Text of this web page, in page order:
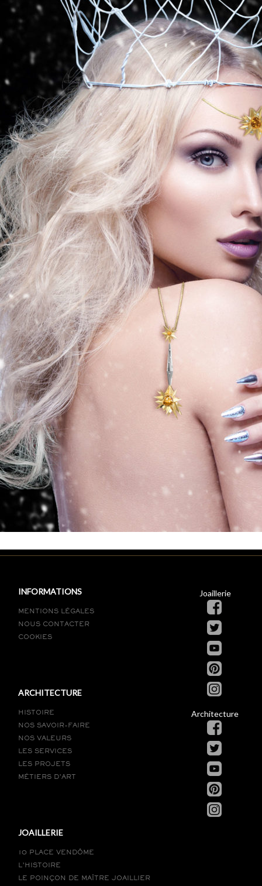
INFORMATIONS
MENTIONS LÉGALES
NOUS CONTACTER
COOKIES
ARCHITECTURE
HISTOIRE
NOS SAVOIR-FAIRE
NOS VALEURS
LES SERVICES
LES PROJETS
MÉTIERS D’ART
JOAILLERIE
10 PLACE VENDÔME
L’HISTOIRE
LE POINÇON DE MAÎTRE JOAILLIER
Joaillerie
Architecture